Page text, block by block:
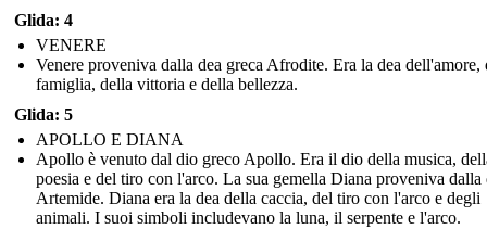
Glida: 4
VENERE
Venere proveniva dalla dea greca Afrodite. Era la dea dell'amore,
famiglia, della vittoria e della bellezza.
Glida: 5
APOLLO E DIANA
Apollo è venuto dal dio greco Apollo. Era il dio della musica,
poesia e del tiro con l'arco. La sua gemella Diana proveniva dalla
Artemide. Diana era la dea della caccia, del tiro con l'arco e degli
animali. I suoi simboli includevano la luna, il serpente e l'arco.